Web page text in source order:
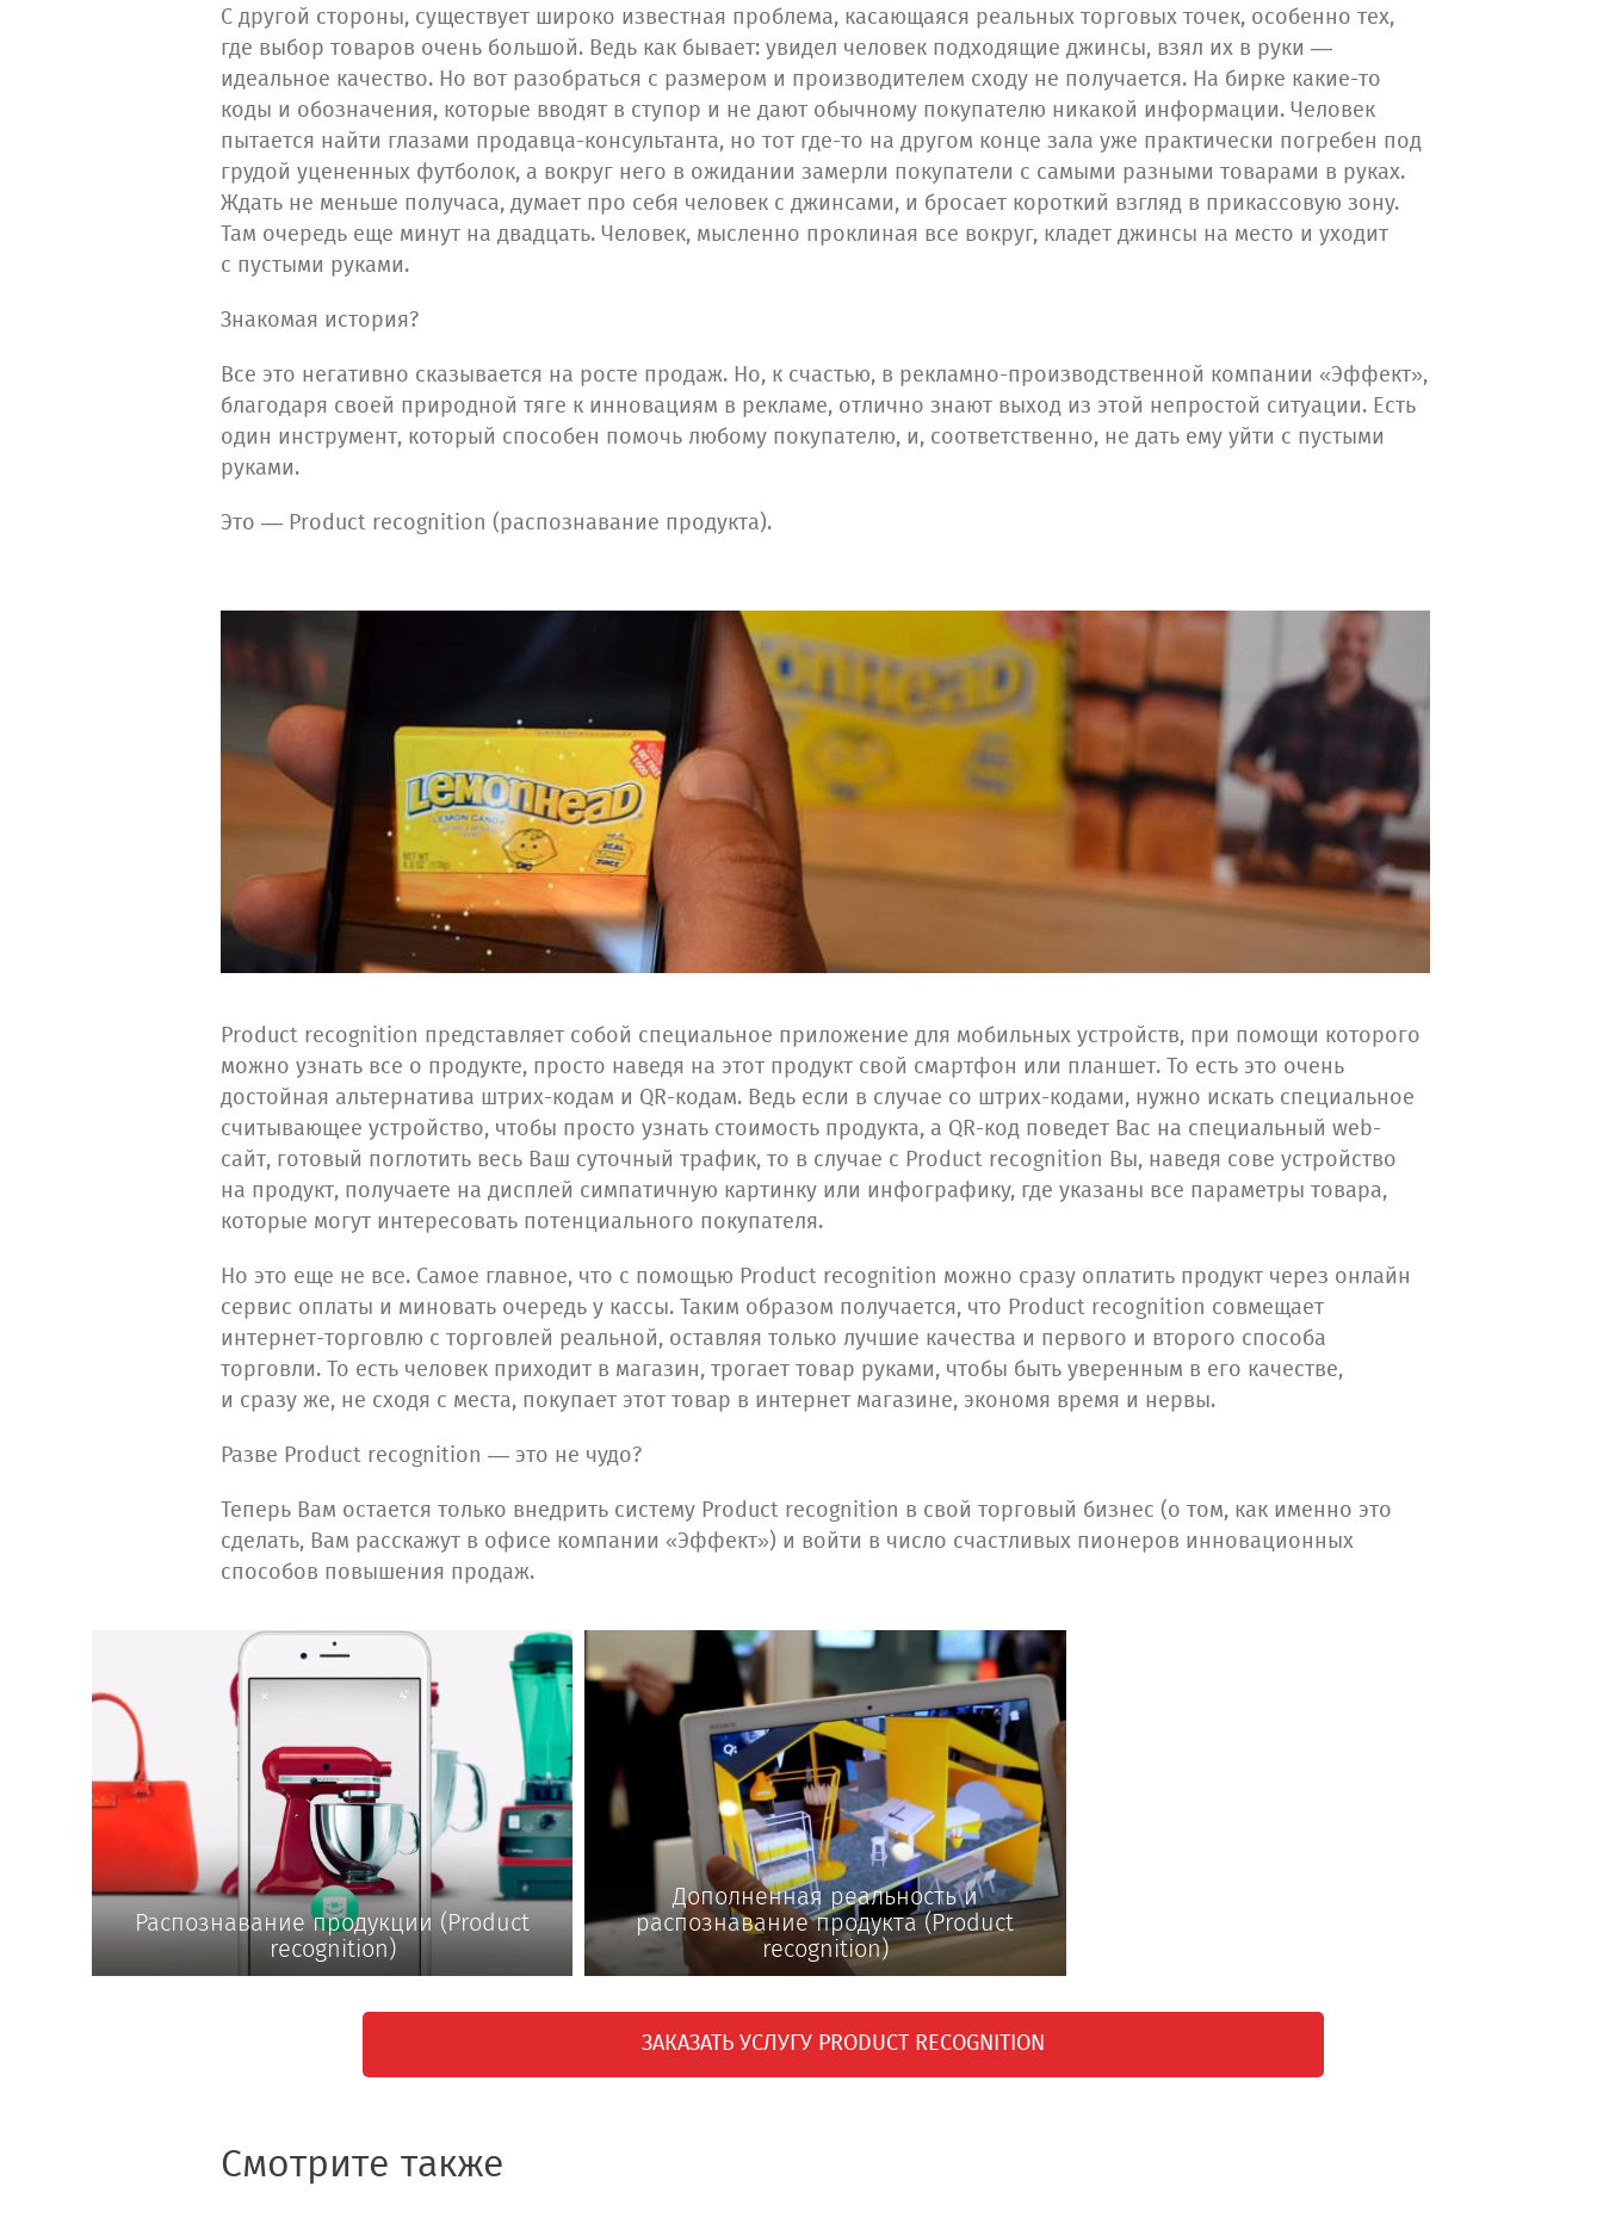
С другой стороны, существует широко известная проблема, касающаяся реальных торговых точек, особенно тех,
где выбор товаров очень большой. Ведь как бывает: увидел человек подходящие джинсы, взял их в руки —
идеальное качество. Но вот разобраться с размером и производителем сходу не получается. На бирке какие-то
коды и обозначения, которые вводят в ступор и не дают обычному покупателю никакой информации. Человек
пытается найти глазами продавца-консультанта, но тот где-то на другом конце зала уже практически погребен под
грудой уцененных футболок, а вокруг него в ожидании замерли покупатели с самыми разными товарами в руках.
Ждать не меньше получаса, думает про себя человек с джинсами, и бросает короткий взгляд в прикассовую зону.
Там очередь еще минут на двадцать. Человек, мысленно проклиная все вокруг, кладет джинсы на место и уходит
с пустыми руками.
Знакомая история?
Все это негативно сказывается на росте продаж. Но, к счастью, в рекламно-производственной компании «Эффект»,
благодаря своей природной тяге к инновациям в рекламе, отлично знают выход из этой непростой ситуации. Есть
один инструмент, который способен помочь любому покупателю, и, соответственно, не дать ему уйти с пустыми
руками.
Это — Product recognition (распознавание продукта).
Product recognition представляет собой специальное приложение для мобильных устройств, при помощи которого
можно узнать все о продукте, просто наведя на этот продукт свой смартфон или планшет. То есть это очень
достойная альтернатива штрих-кодам и QR-кодам. Ведь если в случае со штрих-кодами, нужно искать специальное
считывающее устройство, чтобы просто узнать стоимость продукта, а QR-код поведет Вас на специальный web-
сайт, готовый поглотить весь Ваш суточный трафик, то в случае с Product recognition Вы, наведя сове устройство
на продукт, получаете на дисплей симпатичную картинку или инфографику, где указаны все параметры товара,
которые могут интересовать потенциального покупателя.
Но это еще не все. Самое главное, что с помощью Product recognition можно сразу оплатить продукт через онлайн
сервис оплаты и миновать очередь у кассы. Таким образом получается, что Product recognition совмещает
интернет-торговлю с торговлей реальной, оставляя только лучшие качества и первого и второго способа
торговли. То есть человек приходит в магазин, трогает товар руками, чтобы быть уверенным в его качестве,
и сразу же, не сходя с места, покупает этот товар в интернет магазине, экономя время и нервы.
Разве Product recognition — это не чудо?
Теперь Вам остается только внедрить систему Product recognition в свой торговый бизнес (о том, как именно это
сделать, Вам расскажут в офисе компании «Эффект») и войти в число счастливых пионеров инновационных
способов повышения продаж.
Распознавание продукции (Product
recognition)
Дополненная реальность и
распознавание продукта (Product
recognition)
ЗАКАЗАТЬ УСЛУГУ PRODUCT RECOGNITION
Смотрите также